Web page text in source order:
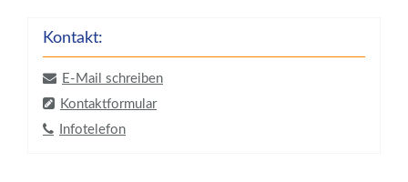
Kontakt:
E-Mail schreiben
Kontaktformular
Infotelefon